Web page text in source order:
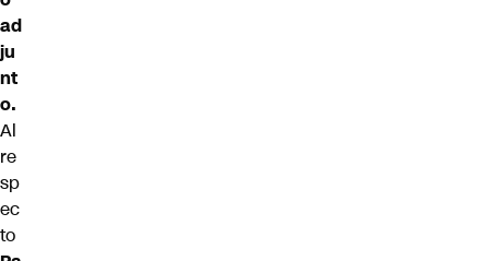
ad
ju
nt
o.
Al
re
sp
ec
to